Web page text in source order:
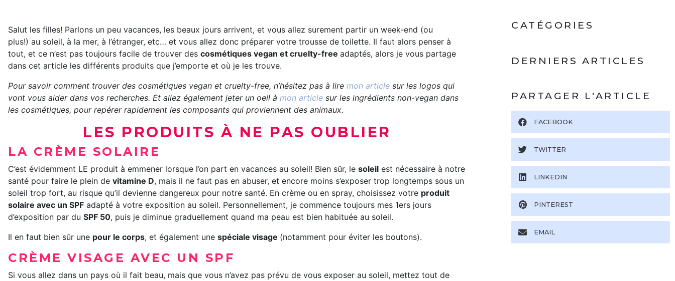
Salut les filles! Parlons un peu vacances, les beaux jours arrivent, et vous allez surement partir un week-end (ou
plus!) au soleil, à la mer, à l’étranger, etc… et vous allez donc préparer votre trousse de toilette. Il faut alors penser à
tout, et ce n’est pas toujours facile de trouver des cosmétiques vegan et cruelty-free adaptés, alors je vous partage
dans cet article les différents produits que j’emporte et où je les trouve.
Pour savoir comment trouver des cosmétiques vegan et cruelty-free, n’hésitez pas à lire mon article sur les logos qui
vont vous aider dans vos recherches. Et allez également jeter un oeil à mon article sur les ingrédients non-vegan dans
les cosmétiques, pour repérer rapidement les composants qui proviennent des animaux.
LES PRODUITS À NE PAS OUBLIER
LA CRÈME SOLAIRE
C’est évidemment LE produit à emmener lorsque l’on part en vacances au soleil! Bien sûr, le soleil est nécessaire à notre
santé pour faire le plein de vitamine D, mais il ne faut pas en abuser, et encore moins s’exposer trop longtemps sous un
soleil trop fort, au risque qu’il devienne dangereux pour notre santé. En crème ou en spray, choisissez votre produit
solaire avec un SPF adapté à votre exposition au soleil. Personnellement, je commence toujours mes 1ers jours
d’exposition par du SPF 50, puis je diminue graduellement quand ma peau est bien habituée au soleil.
Il en faut bien sûr une pour le corps, et également une spéciale visage (notamment pour éviter les boutons).
CRÈME VISAGE AVEC UN SPF
Si vous allez dans un pays où il fait beau, mais que vous n’avez pas prévu de vous exposer au soleil, mettez tout de
CATÉGORIES
DERNIERS ARTICLES
PARTAGER L'ARTICLE
FACEBOOK
TWITTER
LINKEDIN
PINTEREST
EMAIL